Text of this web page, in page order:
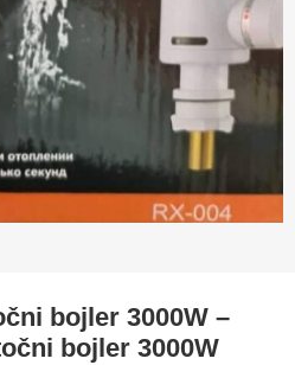
bojler 3000W –
bojler 3000W